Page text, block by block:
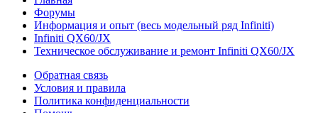
Форумы
Информация и опыт (весь модельный ряд Infiniti)
Infiniti QX60/JX
Техническое обслуживание и ремонт Infiniti QX60/JX
Обратная связь
Условия и правила
Политика конфиденциальности